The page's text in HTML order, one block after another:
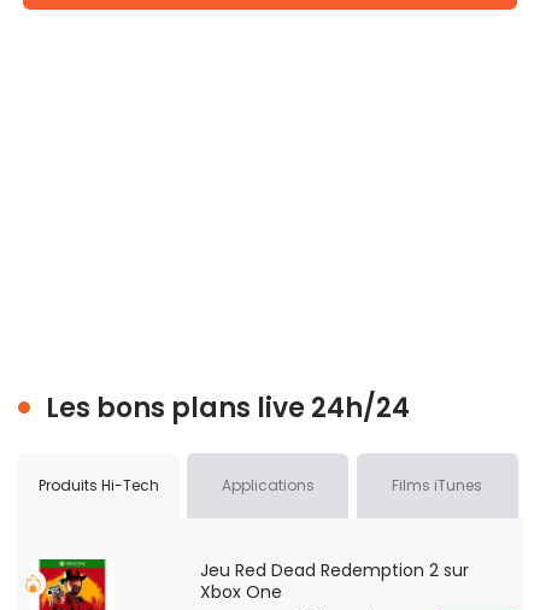
Les bons plans live 24h/24
Produits Hi-Tech Applications Films iTunes
Jeu Red Dead Redemption 2 sur
Xbox One